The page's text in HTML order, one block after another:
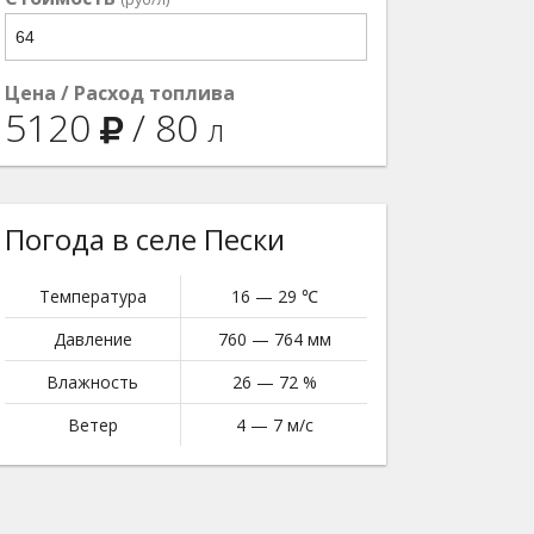
Цена / Расход топлива
5120 / 80 л
Погода в селе Пески
Температура
16 — 29 ℃
Давление
760 — 764 мм
Влажность
26 — 72 %
Ветер
4 — 7 м/с